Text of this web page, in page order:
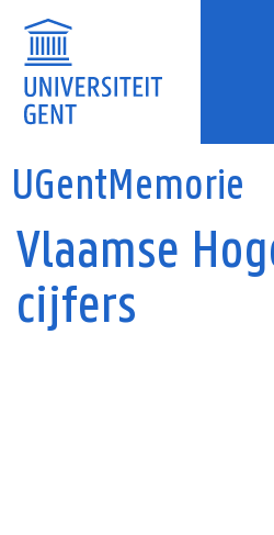
UGentMemorie
Vlaamse
cijfers